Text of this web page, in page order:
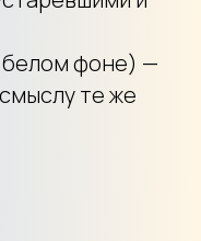
фоне) —
те же